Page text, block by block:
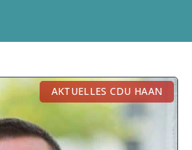
AKTUELLES CDU HAAN